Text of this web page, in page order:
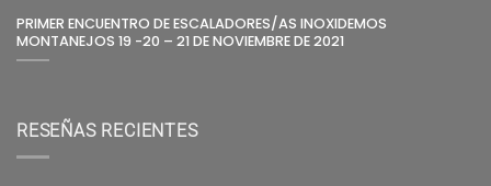
PRIMER ENCUENTRO DE ESCALADORES/AS INOXIDEMOS
MONTANEJOS 19 -20 – 21 DE NOVIEMBRE DE 2021
RESEÑAS RECIENTES